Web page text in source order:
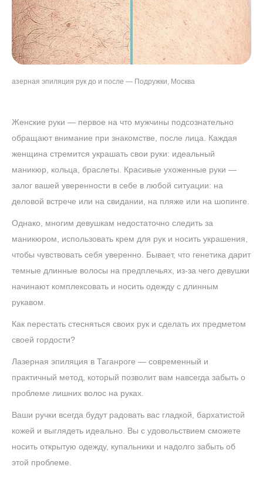
азерная эпиляция рук до и после — Подружки, Москва
Женские руки — первое на что мужчины подсознательно
обращают внимание при знакомстве, после лица. Каждая
женщина стремится украшать свои руки: идеальный
маникюр, кольца, браслеты. Красивые ухоженные руки —
залог вашей уверенности в себе в любой ситуации: на
деловой встрече или на свидании, на пляже или на шопинге.
Однако, многим девушкам недостаточно следить за
маникюром, использовать крем для рук и носить украшения,
чтобы чувствовать себя уверенно. Бывает, что генетика дарит
темные длинные волосы на предплечьях, из-за чего девушки
начинают комплексовать и носить одежду с длинным
рукавом.
Как перестать стесняться своих рук и сделать их предметом
своей гордости?
Лазерная эпиляция в Таганроге — современный и
практичный метод, который позволит вам навсегда забыть о
проблеме лишних волос на руках.
Ваши ручки всегда будут радовать вас гладкой, бархатистой
кожей и выглядеть идеально. Вы с удовольствием сможете
носить открытую одежду, купальники и надолго забыть об
этой проблеме.